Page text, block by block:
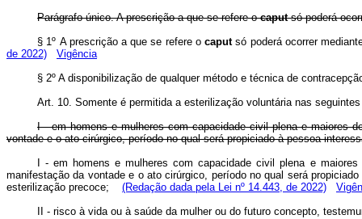
Parágrafo único. A prescrição a que se refere ocaputsó poderá
§ 1º A prescrição a que se refere ocaputsó poderá ocorrer
de 2022)
Vigência
§ 2º A disponibilização de qualquer método e técnica de
Art. 10. Somente é permitida a esterilização voluntária nas
I - em homens e mulheres com capacidade civil plena e maiores
vontade e o ato cirúrgico, período no qual será propiciado à pessoa
I - em homens e mulheres com capacidade civil plena e
manifestação da vontade e o ato cirúrgico, período no qual será
esterilização precoce;
(Redação dada pela Lei nº 14.443, de 2022)
II - risco à vida ou à saúde da mulher ou do futuro concepto,